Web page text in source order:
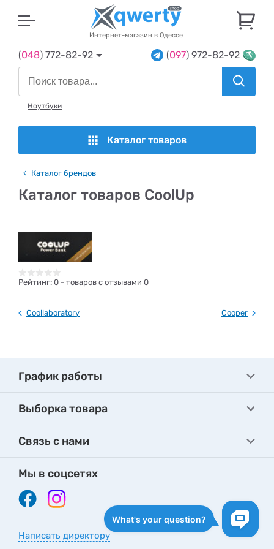
Интернет-магазин в Одессе
(048) 772-82-92 (097) 972-82-92
Ноутбуки
Каталог товаров
Каталог брендов
Каталог товаров CoolUp
Рейтинг: 0 - товаров с отзывами 0
Coollaboratory Cooper
График работы
Выборка товара
Связь с нами
Мы в соцсетях
Написать директору